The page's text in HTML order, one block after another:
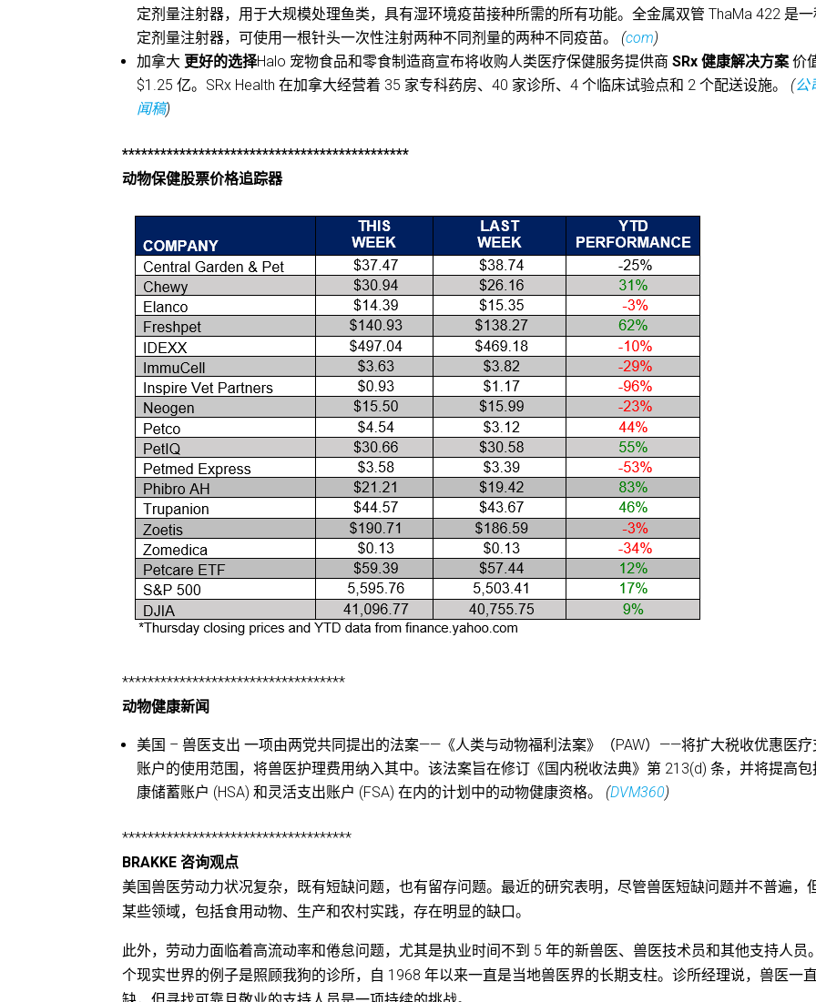
定剂量注射器，用于大规模处理鱼类，具有湿环境疫苗接种所需的所有功能。全金属双管 ThaMa 422 是一
定剂量注射器，可使用一根针头一次性注射两种不同剂量的两种不同疫苗。
(com)
加拿大 更好的选择Halo 宠物食品和零食制造商宣布将收购人类医疗保健服务提供商SRx 健康解决方案 价
$1.25 亿。SRx Health 在加拿大经营着 35 家专科药房、40 家诊所、4 个临床试验点和 2 个配送设施。 (公
闻稿)
*********************************************
动物保健股票价格追踪器
***********************************
动物健康新闻
美国 – 兽医支出 一项由两党共同提出的法案——《人类与动物福利法案》（PAW）——将扩大税收优惠医疗
账户的使用范围，将兽医护理费用纳入其中。该法案旨在修订《国内税收法典》第 213(d) 条，并将提高包
康储蓄账户 (HSA) 和灵活支出账户 (FSA) 在内的计划中的动物健康资格。 (DVM360)
************************************
BRAKKE 咨询观点
美国兽医劳动力状况复杂，既有短缺问题，也有留存问题。最近的研究表明，尽管兽医短缺问题并不普遍，
某些领域，包括食用动物、生产和农村实践，存在明显的缺口。
此外，劳动力面临着高流动率和倦怠问题，尤其是执业时间不到 5 年的新兽医、兽医技术员和其他支持人员
个现实世界的例子是照顾我狗的诊所，自 1968 年以来一直是当地兽医界的长期支柱。诊所经理说，兽医一